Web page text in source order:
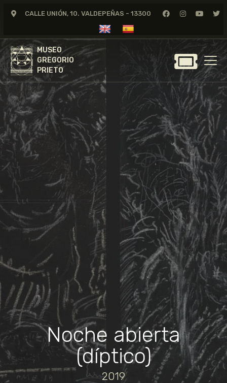
CALLE UNIÓN, 10. VALDEPEÑAS - 13300
MUSEO
GREGORIO
PRIETO
MUSEO
GREGORIO
PRIETO
GREGORIO PRIETO
MUSEO
ARCHIVO
CERTAMEN DE DIBUJO
FUNDACIÓN
NOTICIAS
Noche abierta
(díptico)
2019